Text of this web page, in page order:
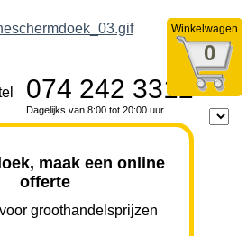
Winkelwagen
0
074 242 3312
Dagelijks van 8:00 tot 20:00 uur
maak een online
offerte
groothandelsprijzen